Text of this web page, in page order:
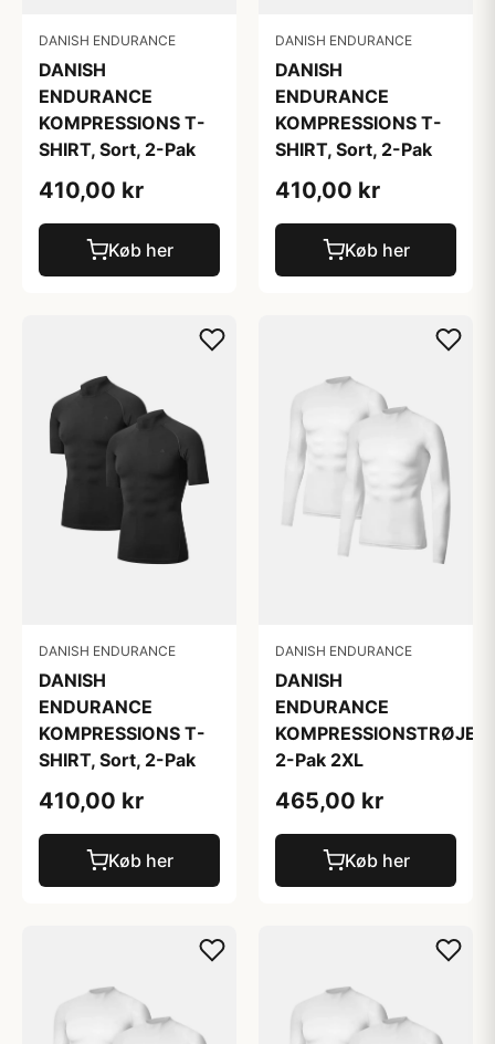
DANISH ENDURANCE
DANISH
ENDURANCE
KOMPRESSIONS T-
SHIRT, Sort, 2-Pak
410,00 kr
Køb her
DANISH ENDURANCE
DANISH
ENDURANCE
KOMPRESSIONS T-
SHIRT, Sort, 2-Pak
410,00 kr
Køb her
DANISH ENDURANCE
DANISH
ENDURANCE
KOMPRESSIONS T-
SHIRT, Sort, 2-Pak
410,00 kr
Køb her
DANISH ENDURANCE
DANISH
ENDURANCE
KOMPRESSIONSTRØJE
2-Pak 2XL
465,00 kr
Køb her